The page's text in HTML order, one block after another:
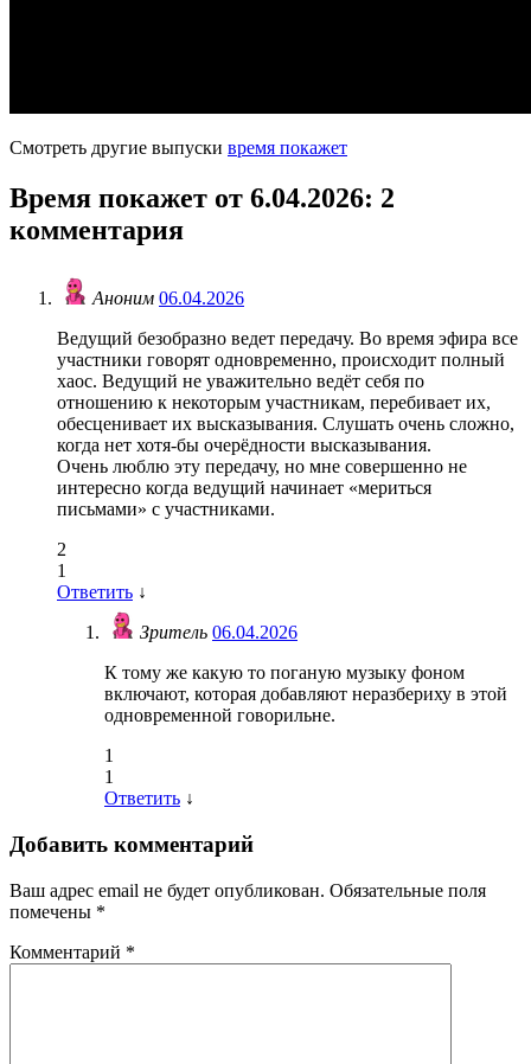
Смотреть другие выпуски время покажет
Время покажет от 6.04.2026: 2
комментария
Аноним 06.04.2026
Ведущий безобразно ведет передачу. Во время эфира все
участники говорят одновременно, происходит полный
хаос. Ведущий не уважительно ведёт себя по
отношению к некоторым участникам, перебивает их,
обесценивает их высказывания. Слушать очень сложно,
когда нет хотя-бы очерёдности высказывания.
Очень люблю эту передачу, но мне совершенно не
интересно когда ведущий начинает «мериться
письмами» с участниками.
2
1
Ответить ↓
Зритель 06.04.2026
К тому же какую то поганую музыку фоном
включают, которая добавляют неразбериху в этой
одновременной говорильне.
1
1
Ответить ↓
Добавить комментарий
Ваш адрес email не будет опубликован. Обязательные поля
помечены *
Комментарий *